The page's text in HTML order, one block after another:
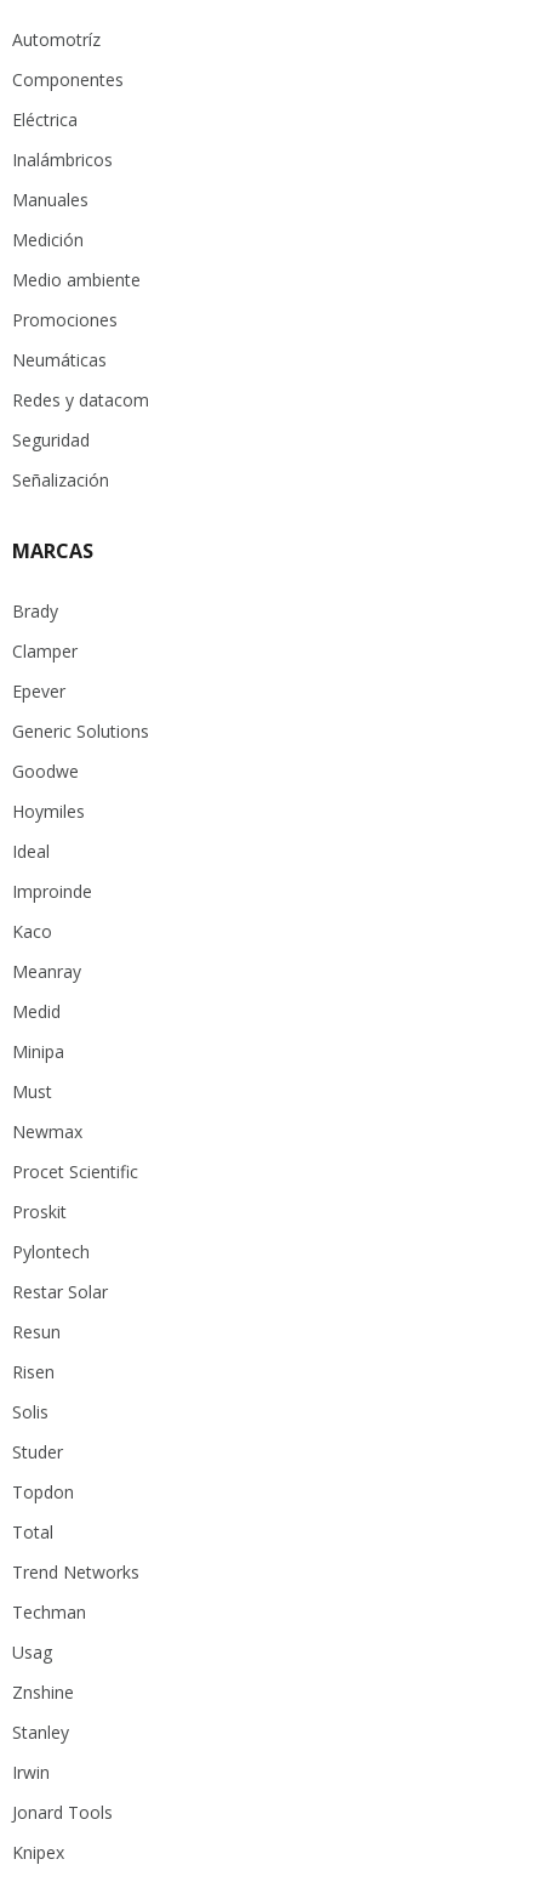
Automotríz
Componentes
Eléctrica
Inalámbricos
Manuales
Medición
Medio ambiente
Promociones
Neumáticas
Redes y datacom
Seguridad
Señalización
MARCAS
Brady
Clamper
Epever
Generic Solutions
Goodwe
Hoymiles
Ideal
Improinde
Kaco
Meanray
Medid
Minipa
Must
Newmax
Procet Scientific
Proskit
Pylontech
Restar Solar
Resun
Risen
Solis
Studer
Topdon
Total
Trend Networks
Techman
Usag
Znshine
Stanley
Irwin
Jonard Tools
Knipex